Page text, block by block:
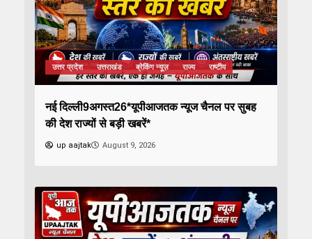
उत्तर प्रदेश उत्तराखंड ब्रेकिंग न्यूज़ राज्य राष्टीय
नई दिल्ली9अगस्त26*यूपीआजतक न्यूज चैनल पर सुबह
की देश राज्यों से बड़ी खबरें*
up aajtak August 9, 2026